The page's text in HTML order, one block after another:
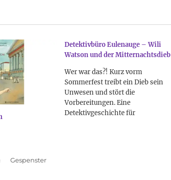
Detektivbüro Eulenauge – Wili
Watson und der Mitternachtsdieb
Wer war das?! Kurz vorm
Sommerfest treibt ein Dieb sein
Unwesen und stört die
Vorbereitungen. Eine
Detektivgeschichte für
Schlagwörter
Gespenster